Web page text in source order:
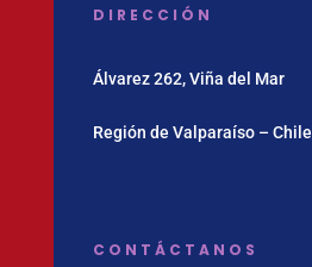
DIRECCIÓN
Álvarez 262, Viña del Mar
Región de Valparaíso – Chile
CONTÁCTANOS